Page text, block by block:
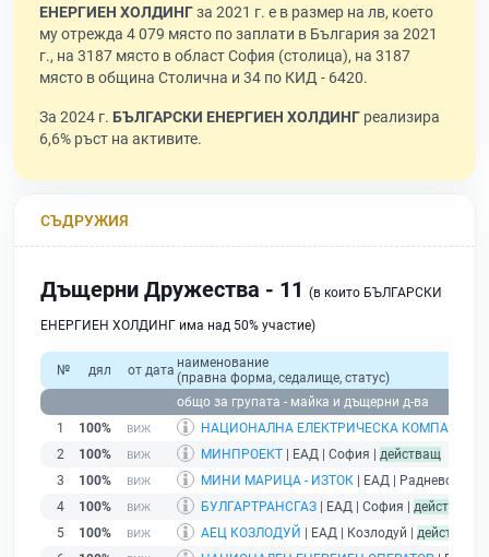
ЕНЕРГИЕН ХОЛДИНГза 2021 г. е в размер на лв, което
му отрежда 4 079 място по заплати в България за 2021
г., на 3187 място в област София (столица), на 3187
място в община Столична и 34 по КИД - 6420.
За 2024 г. БЪЛГАРСКИ ЕНЕРГИЕН ХОЛДИНГ реализира
6,6% ръст на активите.
СЪДРУЖИЯ
Дъщерни Дружества - 11 (в които БЪЛГАРСКИ
ЕНЕРГИЕН ХОЛДИНГ има над 50% участие)
№ дял от дата наименование
(правна форма, седалище, статус)
общо за групата - майка и дъщерни д-ва
1
100% НАЦИОНАЛНА ЕЛЕКТРИЧЕСКА КОМПАНИЯ
2
100% МИНПРОЕКТ | ЕАД | София | действащ
3
100% МИНИ МАРИЦА - ИЗТОК | ЕАД | Раднево |
4
100% БУЛГАРТРАНСГАЗ | ЕАД | София | действащ
5
100% АЕЦ КОЗЛОДУЙ | ЕАД | Козлодуй | действащ